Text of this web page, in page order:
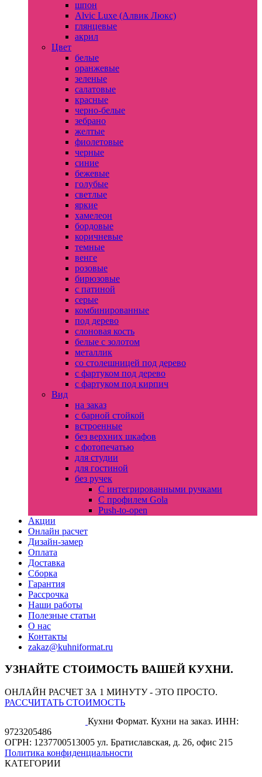
шпон
Alvic Luxe (Алвик Люкс)
глянцевые
акрил
Цвет
белые
оранжевые
зеленые
салатовые
красные
черно-белые
зебрано
желтые
фиолетовые
черные
синие
бежевые
голубые
светлые
яркие
хамелеон
бордовые
коричневые
темные
венге
розовые
бирюзовые
с патиной
серые
комбинированные
под дерево
слоновая кость
белые с золотом
металлик
со столешницей под дерево
с фартуком под дерево
с фартуком под кирпич
Вид
на заказ
с барной стойкой
встроенные
без верхних шкафов
с фотопечатью
для студии
для гостиной
без ручек
С интегрированными ручками
С профилем Gola
Push-to-open
Акции
Онлайн расчет
Дизайн-замер
Оплата
Доставка
Сборка
Гарантия
Рассрочка
Наши работы
Полезные статьи
О нас
Контакты
zakaz@kuhniformat.ru
УЗНАЙТЕ СТОИМОСТЬ ВАШЕЙ КУХНИ.
ОНЛАЙН РАСЧЕТ ЗА 1 МИНУТУ - ЭТО ПРОСТО.
РАССЧИТАТЬ СТОИМОСТЬ
Кухни Формат. Кухни на заказ. ИНН:
9723205486
ОГРН: 1237700513005 ул. Братиславская, д. 26, офис 215
Политика конфиденциальности
КАТЕГОРИИ